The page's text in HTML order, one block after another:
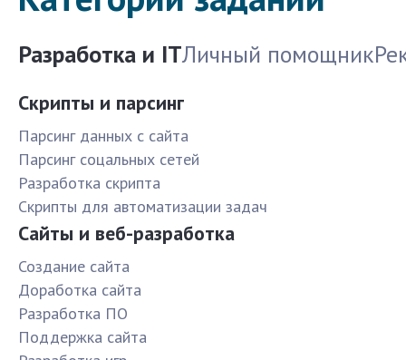
Разработка и ITЛичный помощник
Скрипты и парсинг
Парсинг данных с сайта
Парсинг соцальных сетей
Разработка скрипта
Скрипты для автоматизации задач
Сайты и веб-разработка
Создание сайта
Доработка сайта
Разработка ПО
Поддержка сайта